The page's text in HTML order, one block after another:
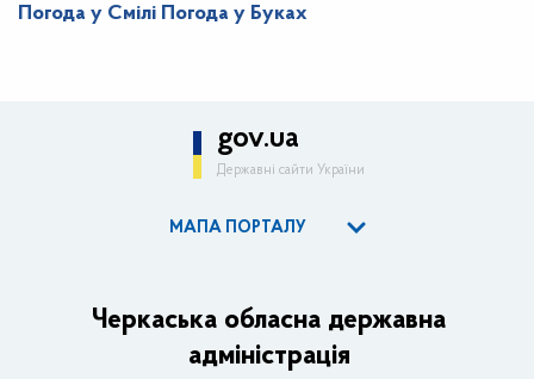
Погода у Смілі Погода у Буках
gov.ua
Державні сайти України
МАПА ПОРТАЛУ
Керівництво адміністрації
Основні завдання та нормативно-правові засади
Черкаська обласна державна
адміністрація